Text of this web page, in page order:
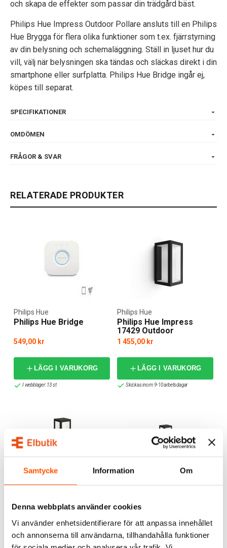
Samtycke Information Om
Denna webbplats använder cookies
Vi använder enhetsidentifierare för att anpassa innehållet
och annonserna till användarna, tillhandahålla funktioner
och skapa de effekter som passar din trädgård bäst.
Philips Hue Impress Outdoor Pollare ansluts till en Philips
Hue Brygga för flera olika funktioner som t.ex. fjärrstyrning
av din belysning och schemaläggning. Ställ in ljuset hur du
vill, välj när belysningen ska tändas och släckas direkt i din
smartphone eller surfplatta. Philips Hue Bridge ingår ej,
köpes till separat.
SPECIFIKATIONER
OMDÖMEN
FRÅGOR & SVAR
RELATERADE PRODUKTER
Philips Hue Bridge
Philips Hue
549,00 kr
LÄGG I VARUKORG
I webblager: 13 st
Philips Hue Impress
17429 Outdoor
Vägglampa
Philips Hue
1 455,00 kr
LÄGG I VARUKORG
Skickas inom 9-10 arbetsdagar
Philips Hue Impress
Outdoor Piedestal
1 799,00 kr
Philips Hue Impress
Extension
1 815,00 kr